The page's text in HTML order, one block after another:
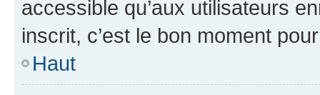
accessible qu’aux utilisateurs
inscrit, c’est le bon moment
Haut